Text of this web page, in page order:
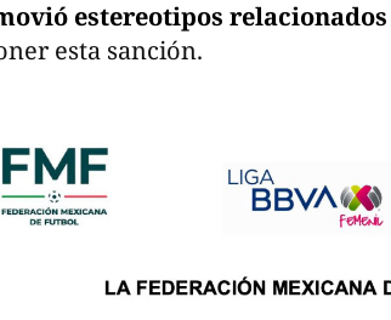
estereotipos
esta sanción.